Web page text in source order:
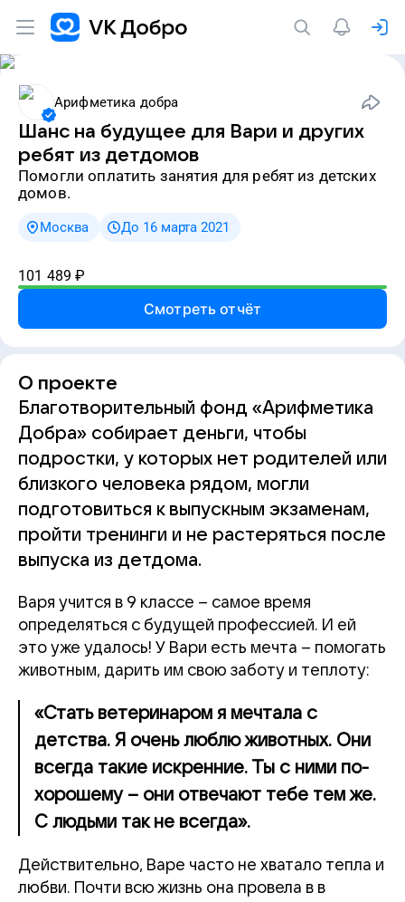
Арифметика добра
Шанс на будущее для Вари и других
ребят из детдомов
Помогли оплатить занятия для ребят из детских
домов.
Москва До 16 марта 2021
101 489 ₽
Смотреть отчёт
О проекте
Благотворительный фонд «Арифметика
Добра» собирает деньги, чтобы
подростки, у которых нет родителей или
близкого человека рядом, могли
подготовиться к выпускным экзаменам,
пройти тренинги и не растеряться после
выпуска из детдома.
Варя учится в 9 классе – самое время
определяться с будущей профессией. И ей
это уже удалось! У Вари есть мечта – помогать
животным, дарить им свою заботу и теплоту:
«Стать ветеринаром я мечтала с
детства. Я очень люблю животных. Они
всегда такие искренние. Ты с ними по-
хорошему – они отвечают тебе тем же.
С людьми так не всегда».
Действительно, Варе часто не хватало тепла и
любви. Почти всю жизнь она провела в в